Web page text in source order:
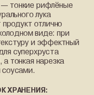
— тонкие рифлёные
лука
отлично
виде: при
и эффектный
суперхруста
тонкая нарезка
соусами.
ХРАНЕНИЯ: